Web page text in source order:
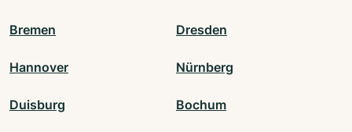
Bremen Dresden
Hannover Nürnberg
Duisburg Bochum